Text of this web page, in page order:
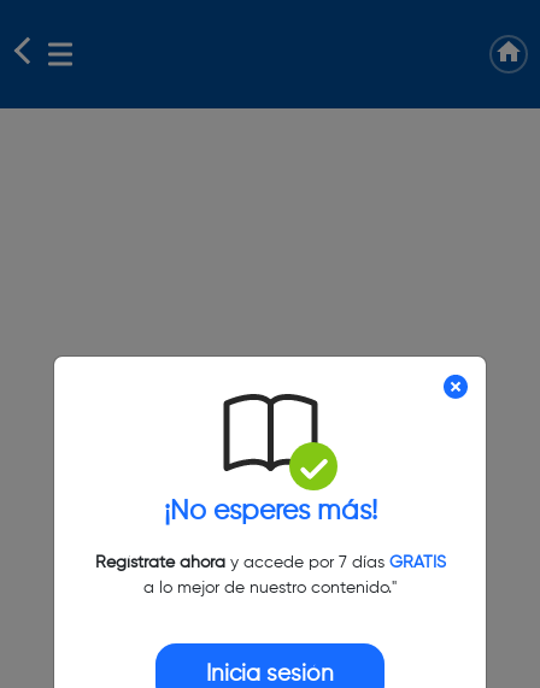
¡No esperes más!
Regístrate ahoray accede por 7 días GRATIS
a lo mejor de nuestro contenido."
Inicia sesión